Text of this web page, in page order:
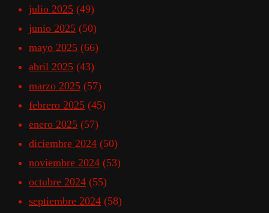
julio 2025 (49)
junio 2025 (50)
mayo 2025 (66)
abril 2025 (43)
marzo 2025 (57)
febrero 2025 (45)
enero 2025 (57)
diciembre 2024 (50)
noviembre 2024 (53)
octubre 2024 (55)
septiembre 2024 (58)